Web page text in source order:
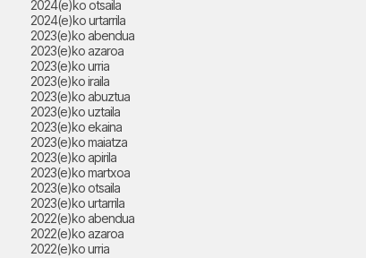
2024(e)ko otsaila
2024(e)ko urtarrila
2023(e)ko abendua
2023(e)ko azaroa
2023(e)ko urria
2023(e)ko iraila
2023(e)ko abuztua
2023(e)ko uztaila
2023(e)ko ekaina
2023(e)ko maiatza
2023(e)ko apirila
2023(e)ko martxoa
2023(e)ko otsaila
2023(e)ko urtarrila
2022(e)ko abendua
2022(e)ko azaroa
2022(e)ko urria